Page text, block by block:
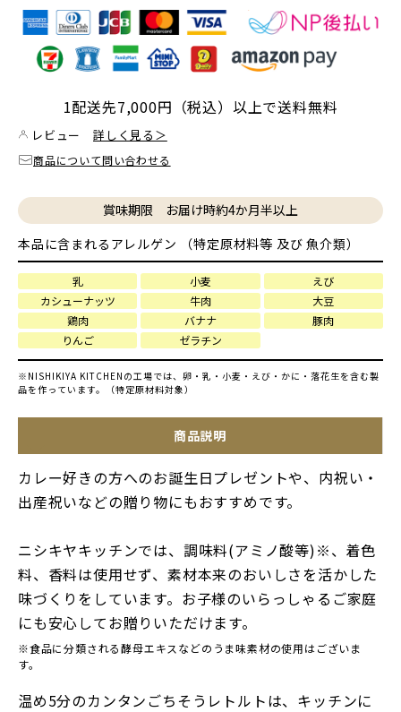
1配送先7,000円（税込）以上で送料無料
レビュー 詳しく見る＞
商品について問い合わせる
賞味期限 お届け時約4か月半以上
本品に含まれるアレルゲン （特定原材料等 及び 魚介類）
乳 小麦
えび
カシューナッツ
牛肉
大豆
鶏肉
バナナ
豚肉
りんご
ゼラチン
※NISHIKIYA KITCHENの工場では、卵・乳・小麦・えび・かに・落花生を含む製
品を作っています。（特定原材料対象）
商品説明
カレー好きの方へのお誕生日プレゼントや、内祝い・
出産祝いなどの贈り物にもおすすめです。
ニシキヤキッチンでは、調味料(アミノ酸等)※、着色
料、香料は使用せず、素材本来のおいしさを活かした
味づくりをしています。お子様のいらっしゃるご家庭
にも安心してお贈りいただけます。
※食品に分類される酵母エキスなどのうま味素材の使用はございま
す。
温め5分のカンタンごちそうレトルトは、キッチンに